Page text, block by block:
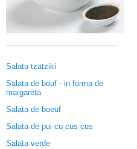
Salata tzatziki
Salata de bouf - in forma de
margareta
Salata de boeuf
Salata de pui cu cus cus
Salata verde